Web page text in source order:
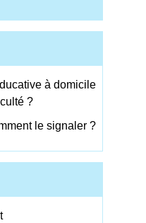
à domicile
?
le signaler ?